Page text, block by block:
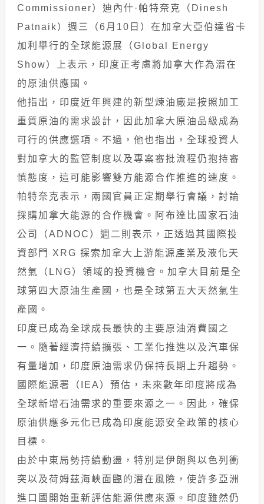
Commissioner）迪內什·帕特奈克（Dinesh
Patnaik）週三（6月10日）在加拿大亞伯達省卡
加利舉行的全球能源展（Global Energy
Show）上表示，印度正考慮將加拿大作為潛在
的原油供應國。
他指出，印度近年興建的新型煉油廠是按照加工
重質原油的需求設計，因此加拿大原油品級成為
可行的供應選項。不過，他也指出，全球投資人
對加拿大的監管制度以及專案審批流程仍抱持審
慎態度，這可能影響雙方能源合作推進的速度。
帕特奈克表示，兩國官員正定期舉行會議，討論
採購加拿大能源的合作機會。阿布達比國家石油
公司（ADNOC）週二則表示，正透過其國際投
資部門 XRG 探索加拿大上游能源產業及液化天
然氣（LNG）領域的投資機會。加拿大目前是全
球第四大原油生產國，也是全球第五大天然氣生
產國。
印度已成為全球成長最快的主要原油消費國之
一。隨著經濟持續擴張、工業化推進以及汽車保
有量增加，印度原油需求仍保持長期上升趨勢。
國際能源署（IEA）預估，未來數年印度將成為
全球新增石油需求的重要來源之一。因此，確保
原油供應多元化已成為印度能源安全政策的核心
目標。
由於中東局勢持續動盪，特別是伊朗與以色列衝
突以及荷姆茲海峽面臨的潛在風險，使許多亞洲
進口國開始重新評估能源供應來源。印度雖然仍